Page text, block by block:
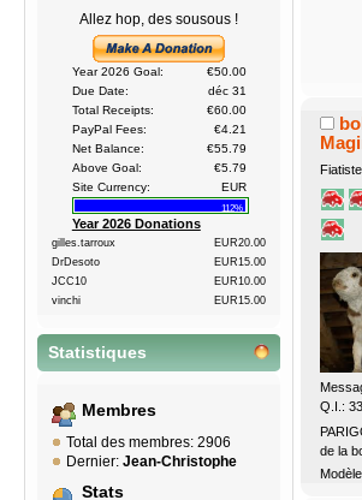
Allez hop, des sousous !
Year 2026 Goal:
€50.00
Due Date:
déc 31
Total Receipts:
€60.00
PayPal Fees:
€4.21
Net Balance:
€55.79
Above Goal:
€5.79
Site Currency:
EUR
112%
Year 2026 Donations
gilles.tarroux
EUR20.00
DrDesoto
EUR15.00
JCC10
EUR10.00
vinchi
EUR15.00
Statistiques
Membres
Total des membres: 2906
Dernier: Jean-Christophe
Stats
Q.I.: 33
de la